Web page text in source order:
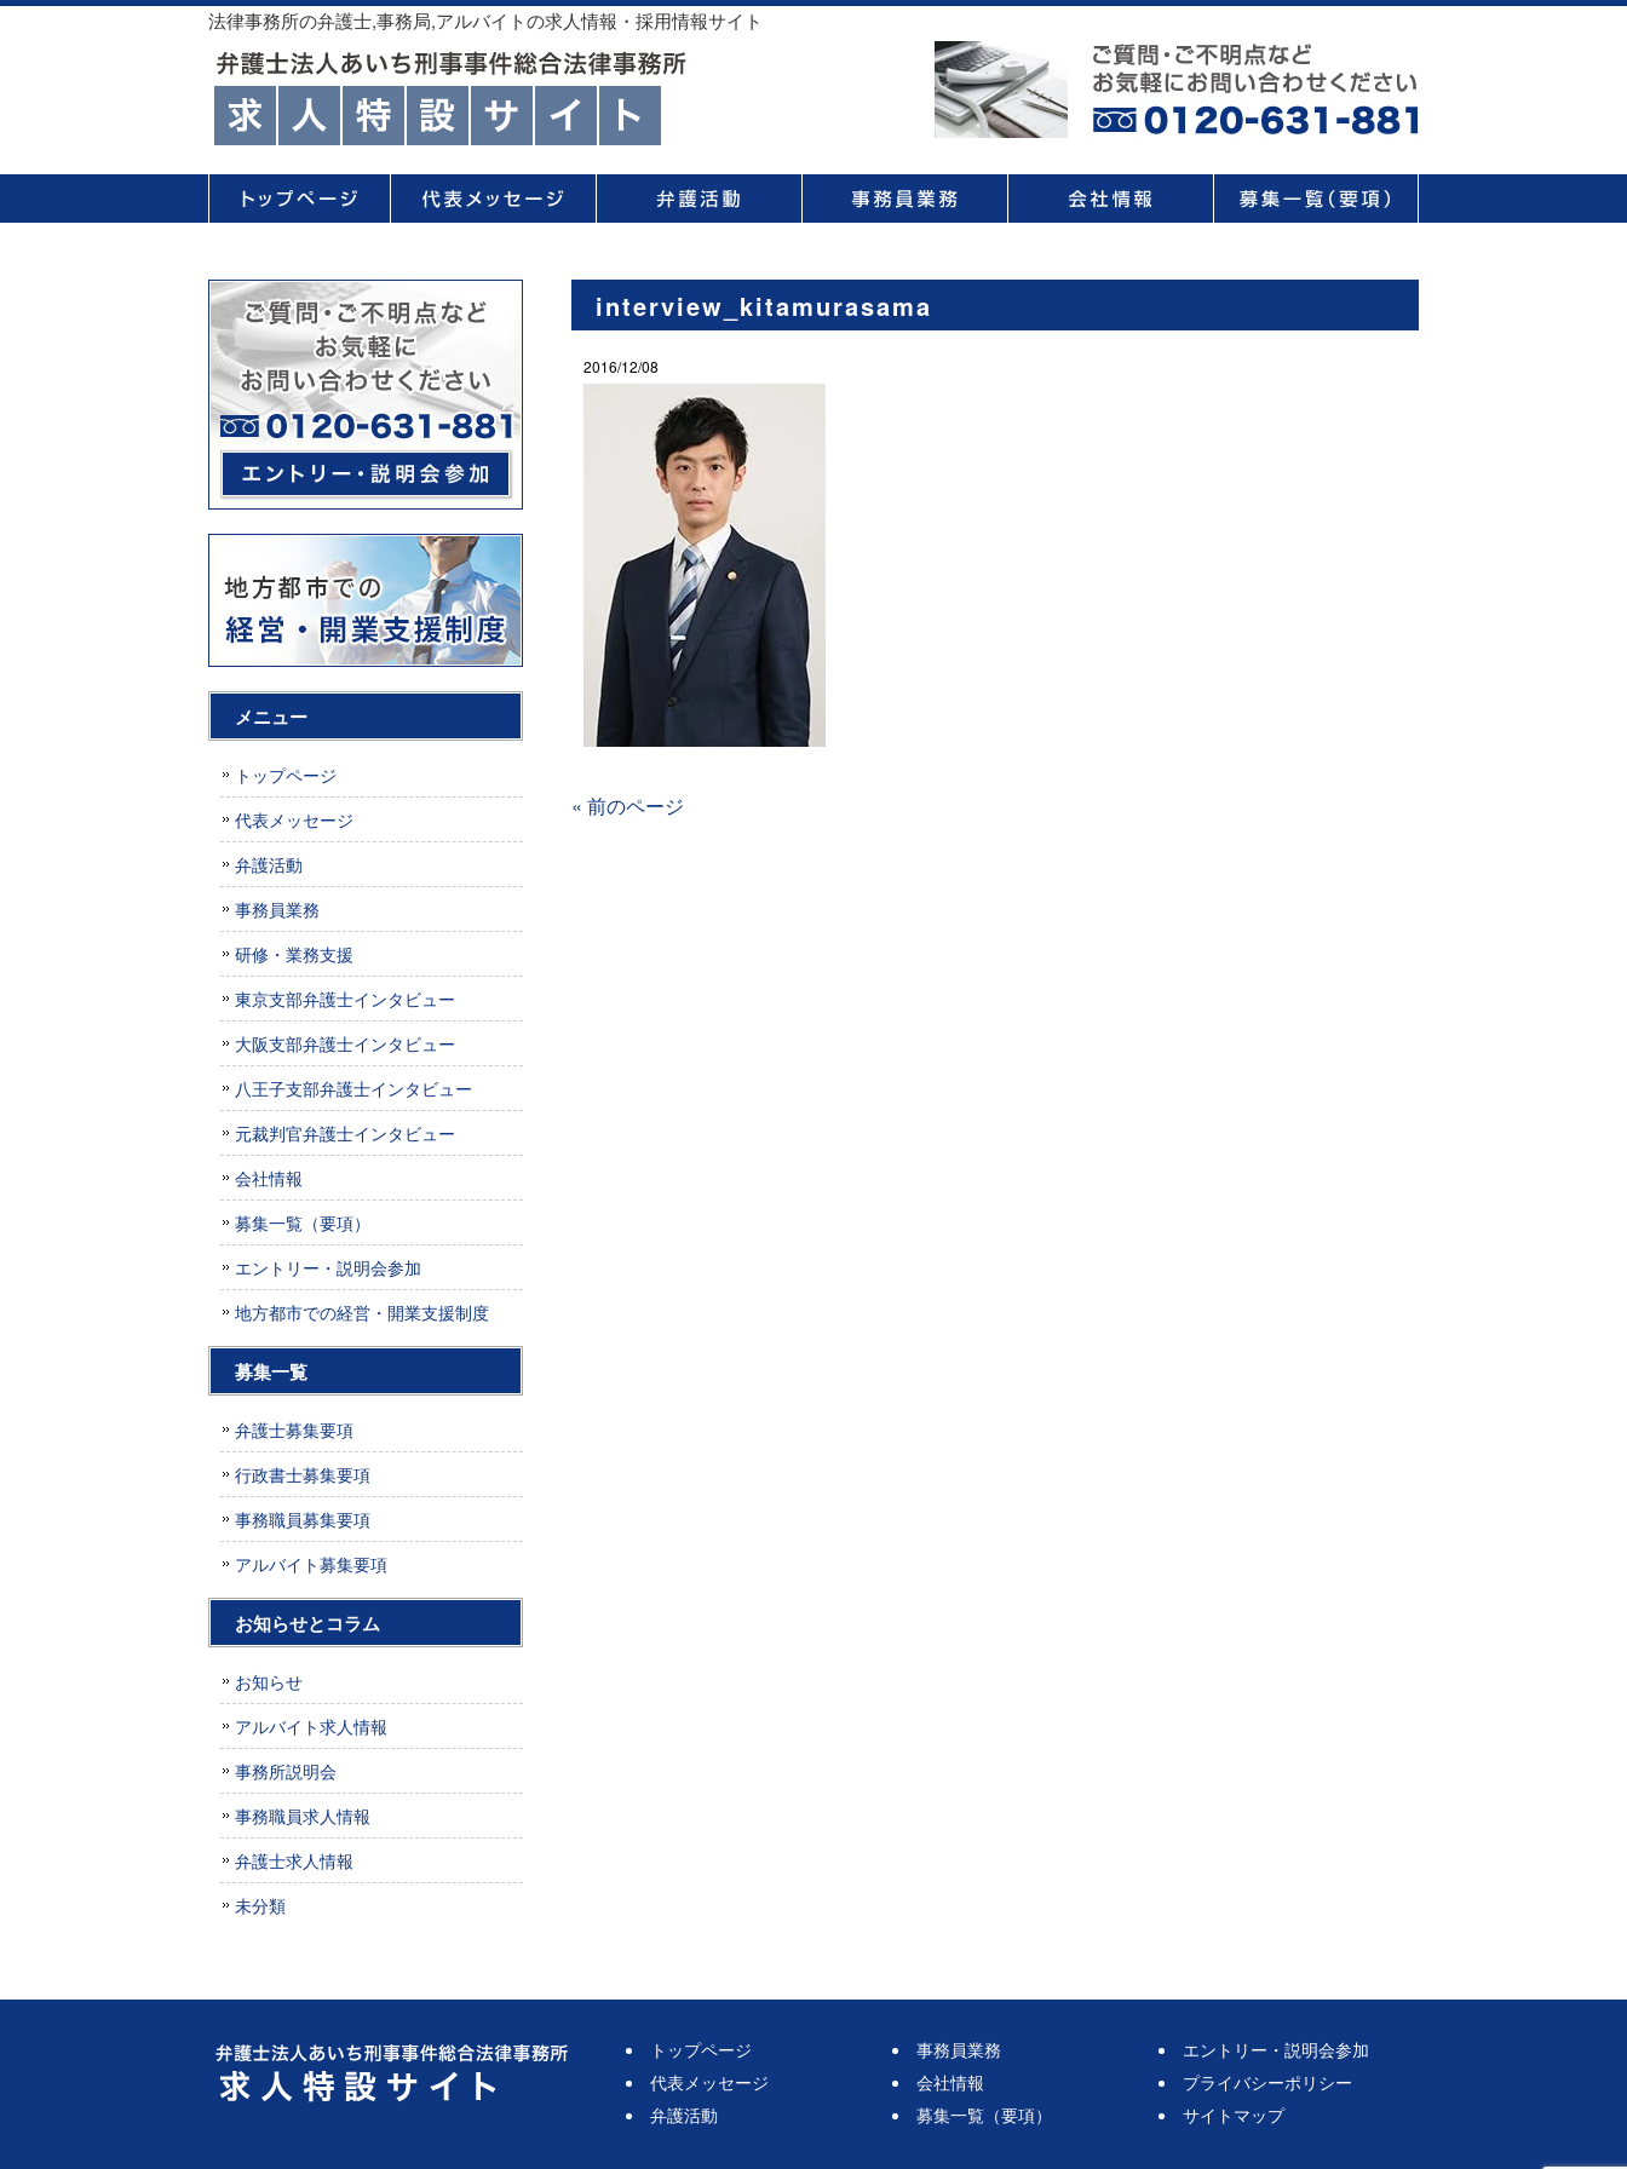
法律事務所の弁護士,事務局,アルバイトの求人情報・採用情報サイト
interview_kitamurasama
2016/12/08
« 前のページ
メニュー
トップページ
代表メッセージ
弁護活動
事務員業務
研修・業務支援
東京支部弁護士インタビュー
大阪支部弁護士インタビュー
八王子支部弁護士インタビュー
元裁判官弁護士インタビュー
会社情報
募集一覧（要項）
エントリー・説明会参加
地方都市での経営・開業支援制度
募集一覧
弁護士募集要項
行政書士募集要項
事務職員募集要項
アルバイト募集要項
お知らせとコラム
お知らせ
アルバイト求人情報
事務所説明会
事務職員求人情報
弁護士求人情報
未分類
トップページ
代表メッセージ
弁護活動
事務員業務
会社情報
募集一覧（要項）
エントリー・説明会参加
プライバシーポリシー
サイトマップ